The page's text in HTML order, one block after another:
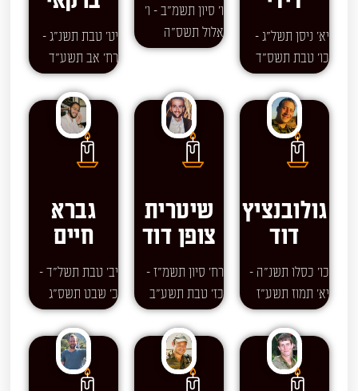
יא' ניסן תשל"ג -
כו' טבת תשס"ד
ו' סיון תשמ"ב - ו'
אלול תשס"ה
יט' טבת תשנ"ג -
רח' אב תשע"ד
גולובנציץ
דוד
כו' כסלו תשנ"ה -
יא' תמוז תשע"ז
שיטרית
צופן דוד
רח' סיון תשמ"ז -
כז' טבת תשע"ב
גברא
חיים
יב' טבת תשל"ד -
כ' שבט תשס"ג